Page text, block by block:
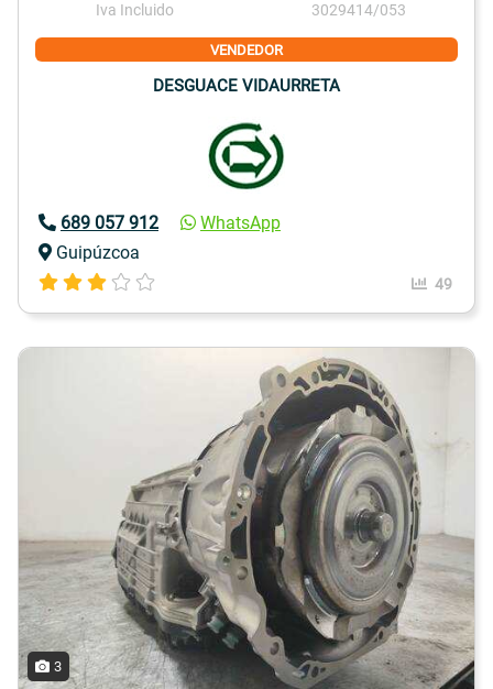
Iva Incluido 3029414/053
VENDEDOR
DESGUACE VIDAURRETA
689 057 912
WhatsApp
Guipúzcoa
49
3